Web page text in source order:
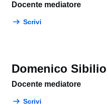
Docente mediatore
Scrivi
Domenico Sibilio
Docente mediatore
Scrivi